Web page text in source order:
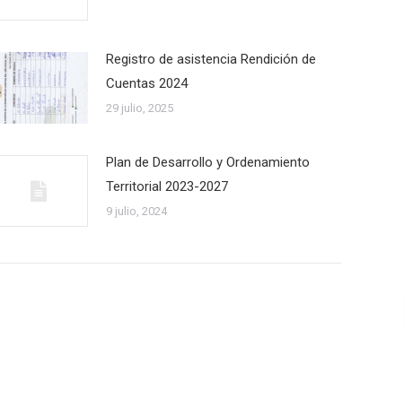
Registro de asistencia Rendición de
Cuentas 2024
29 julio, 2025
Plan de Desarrollo y Ordenamiento
Territorial 2023-2027
9 julio, 2024